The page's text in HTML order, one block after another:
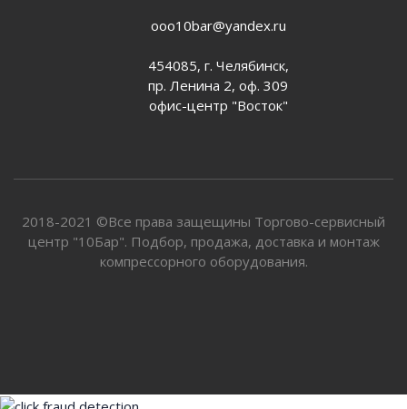
ooo10bar@yandex.ru
454085, г. Челябинск,
пр. Ленина 2, оф. 309
офис-центр "Восток"
2018-2021 ©Все права защещины Торгово-сервисный
центр "10Бар". Подбор, продажа, доставка и монтаж
компрессорного оборудования.